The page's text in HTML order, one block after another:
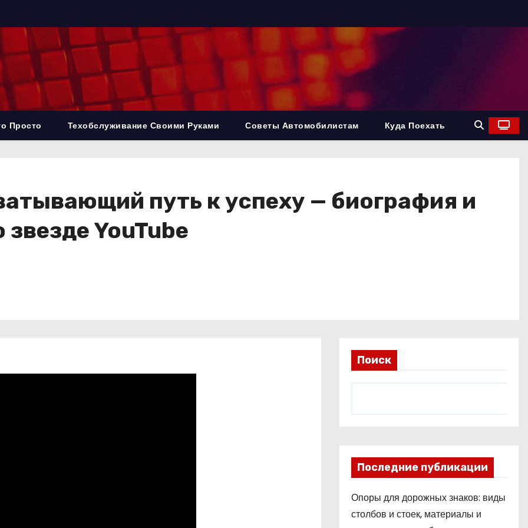
Просто Техобслуживание Своими Руками Советы Автомобилистам Куда Поехать
путь к успеху — биография и
YouTube
Поиск
Последние публикации
Опоры для дорожных знаков: виды
столбов и стоек, материалы и